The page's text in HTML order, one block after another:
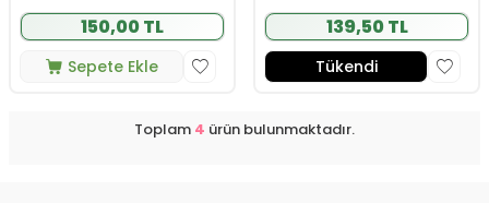
150,00 TL
Sepete Ekle
139,50 TL
Tükendi
Toplam 4 ürün bulunmaktadır.